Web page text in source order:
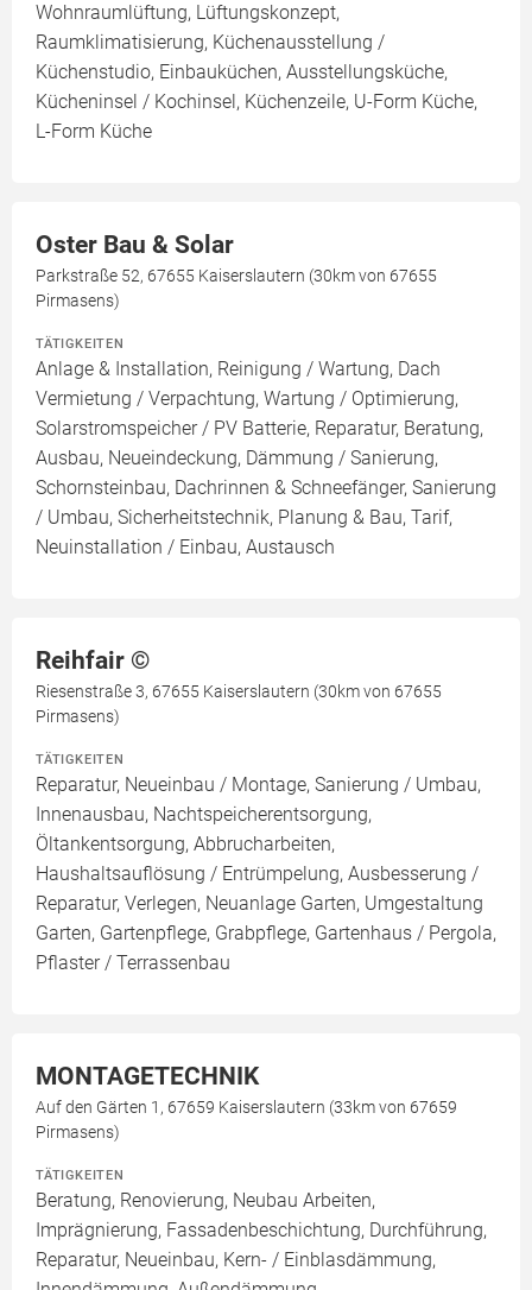
Wohnraumlüftung, Lüftungskonzept,
Raumklimatisierung, Küchenausstellung /
Küchenstudio, Einbauküchen, Ausstellungsküche,
Kücheninsel / Kochinsel, Küchenzeile, U-Form Küche,
L-Form Küche
Oster Bau & Solar
Parkstraße 52, 67655 Kaiserslautern (30km von 67655
Pirmasens)
TÄTIGKEITEN
Anlage & Installation, Reinigung / Wartung, Dach
Vermietung / Verpachtung, Wartung / Optimierung,
Solarstromspeicher / PV Batterie, Reparatur, Beratung,
Ausbau, Neueindeckung, Dämmung / Sanierung,
Schornsteinbau, Dachrinnen & Schneefänger, Sanierung
/ Umbau, Sicherheitstechnik, Planung & Bau, Tarif,
Neuinstallation / Einbau, Austausch
Reihfair ©️
Riesenstraße 3, 67655 Kaiserslautern (30km von 67655
Pirmasens)
TÄTIGKEITEN
Reparatur, Neueinbau / Montage, Sanierung / Umbau,
Innenausbau, Nachtspeicherentsorgung,
Öltankentsorgung, Abbrucharbeiten,
Haushaltsauflösung / Entrümpelung, Ausbesserung /
Reparatur, Verlegen, Neuanlage Garten, Umgestaltung
Garten, Gartenpflege, Grabpflege, Gartenhaus / Pergola,
Pflaster / Terrassenbau
MONTAGETECHNIK
Auf den Gärten 1, 67659 Kaiserslautern (33km von 67659
Pirmasens)
TÄTIGKEITEN
Beratung, Renovierung, Neubau Arbeiten,
Imprägnierung, Fassadenbeschichtung, Durchführung,
Reparatur, Neueinbau, Kern- / Einblasdämmung,